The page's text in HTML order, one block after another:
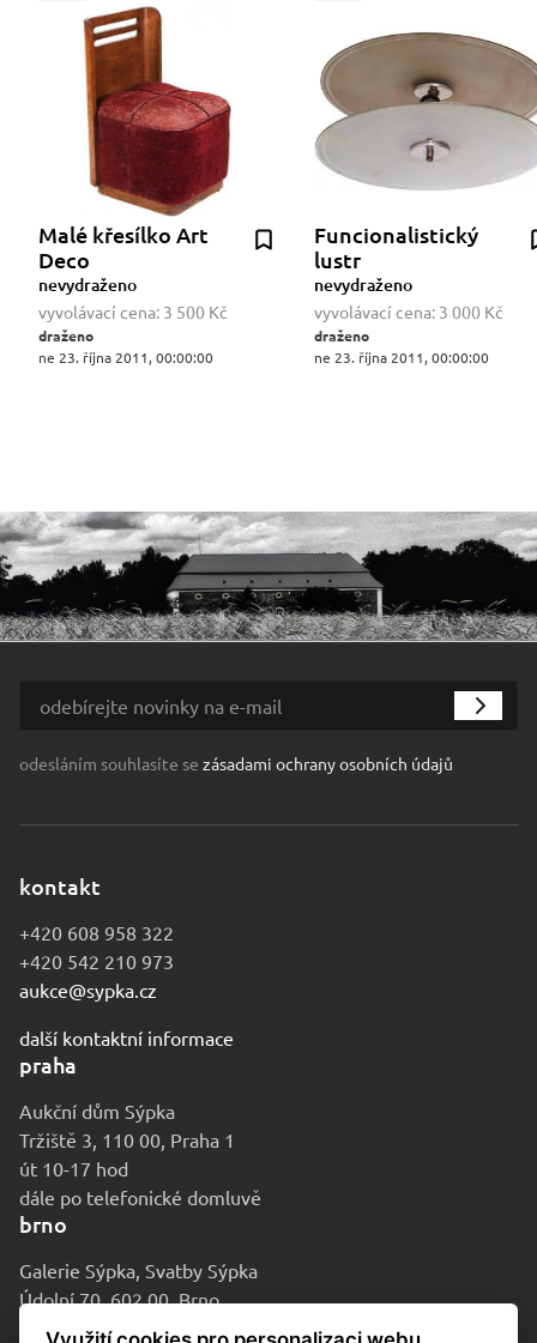
Malé křesílko Art
Deco
nevydraženo
vyvolávací cena: 3 500 Kč
draženo
ne 23. října 2011, 00:00:00
Funcionalistický
lustr
nevydraženo
vyvolávací cena: 3 000 Kč
draženo
ne 23. října 2011, 00:00:00
odesláním souhlasíte se zásadami ochrany osobních údajů
kontakt
+420 608 958 322
+420 542 210 973
aukce@sypka.cz
další kontaktní informace
praha
Aukční dům Sýpka
Tržiště 3, 110 00, Praha 1
út 10-17 hod
dále po telefonické domluvě
brno
Galerie Sýpka, Svatby Sýpka
Údolní 70, 602 00, Brno
po-pá 9-16 hod